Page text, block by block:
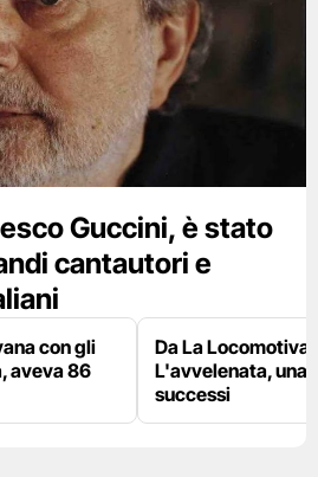
Guccini, è stato
cantautori e
con gli
aveva 86
Da La Locomotiva
L'avvelenata, una
successi